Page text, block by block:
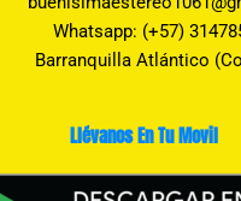
Whatsapp: (+57)
Barranquilla Atlántico
Llévanos En Tu Movil